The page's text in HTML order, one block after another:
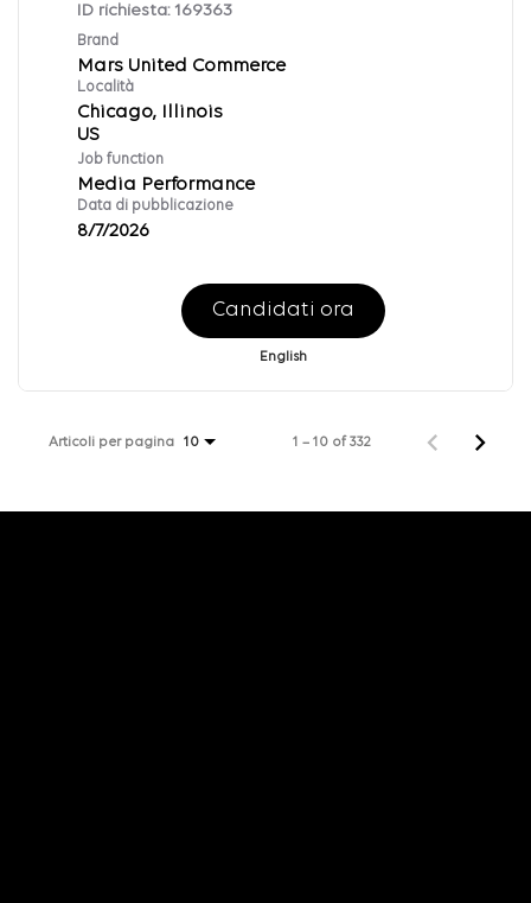
ID richiesta: 169363
Brand
Mars United Commerce
Località
Chicago, Illinois
Job function
Media Performance
Data di pubblicazione
8/7/2026
Candidati ora
English
Articoli per pagina 10 1 – 10 of 332